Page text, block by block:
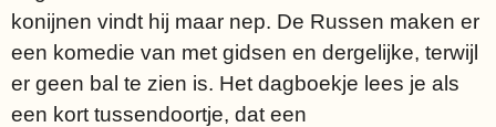
konijnen vindt hij maar nep. De Russen maken er
een komedie van met gidsen en dergelijke, terwijl
er geen bal te zien is. Het dagboekje lees je als
een kort tussendoortje, dat een